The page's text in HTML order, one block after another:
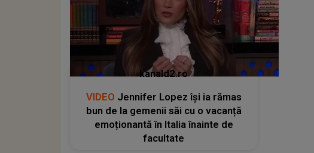
kanald2.ro
VIDEO Jennifer Lopez își ia rămas
bun de la gemenii săi cu o vacanță
emoționantă în Italia înainte de
facultate